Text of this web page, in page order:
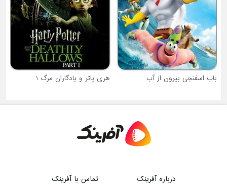
هری پاتر و یادگاران مرگ 1
درباره آفرینک تماس با آفرینک